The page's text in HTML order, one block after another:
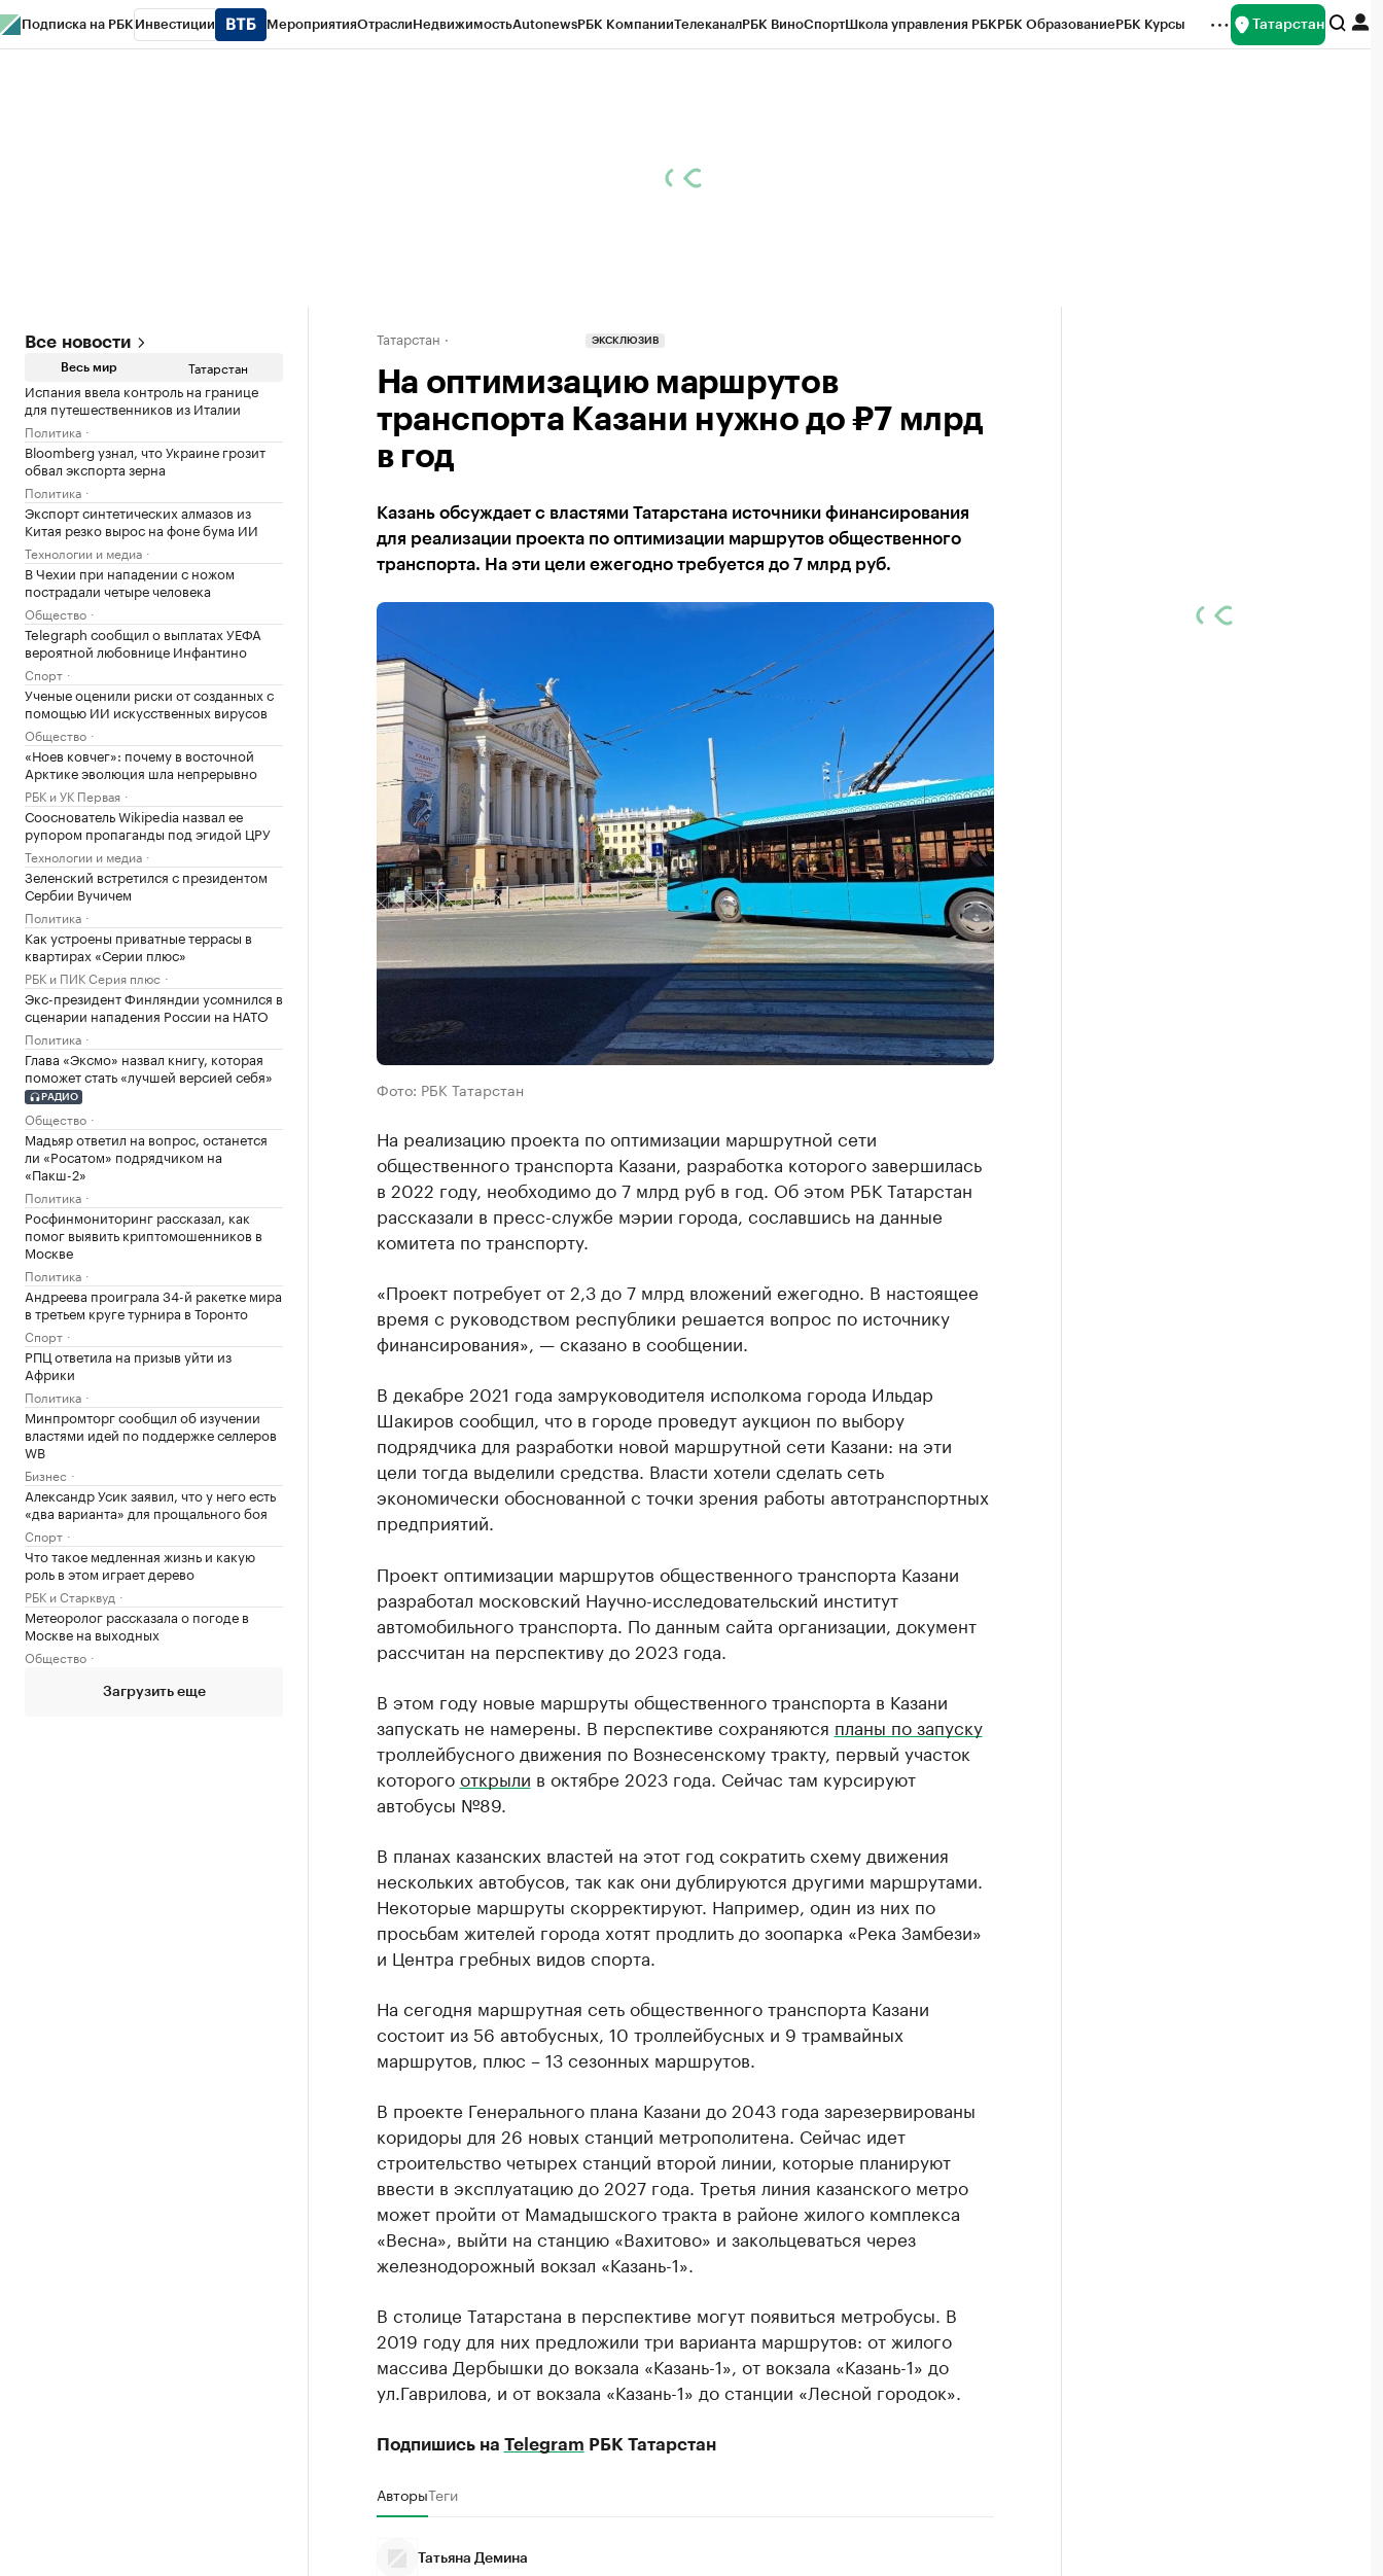
Подписка на РБК Инвестиции МероприятияОтраслиНедвижимостьAutonewsРБК КомпанииТелеканалРБК ВиноСпортШкола управления РБКРБК ОбразованиеРБК Курсы Татарстан
Все новости
Весь мир Татарстан
Испания ввела контроль на границе
для путешественников из Италии
Политика
Bloomberg узнал, что Украине грозит
обвал экспорта зерна
Политика
Экспорт синтетических алмазов из
Китая резко вырос на фоне бума ИИ
Технологии и медиа
В Чехии при нападении с ножом
пострадали четыре человека
Общество
Telegraph сообщил о выплатах УЕФА
вероятной любовнице Инфантино
Спорт
Ученые оценили риски от созданных с
помощью ИИ искусственных вирусов
Общество
«Ноев ковчег»: почему в восточной
Арктике эволюция шла непрерывно
РБК и УК Первая
Сооснователь Wikipedia назвал ее
рупором пропаганды под эгидой ЦРУ
Технологии и медиа
Зеленский встретился с президентом
Сербии Вучичем
Политика
Как устроены приватные террасы в
квартирах «Серии плюс»
РБК и ПИК Серия плюс
Экс-президент Финляндии усомнился в
сценарии нападения России на НАТО
Политика
Глава «Эксмо» назвал книгу, которая
поможет стать «лучшей версией себя»
РАДИО
Общество
Мадьяр ответил на вопрос, останется
ли «Росатом» подрядчиком на
«Пакш-2»
Политика
Росфинмониторинг рассказал, как
помог выявить криптомошенников в
Москве
Политика
Андреева проиграла 34-й ракетке мира
в третьем круге турнира в Торонто
Спорт
РПЦ ответила на призыв уйти из
Африки
Политика
Минпромторг сообщил об изучении
властями идей по поддержке селлеров
WB
Бизнес
Александр Усик заявил, что у него есть
«два варианта» для прощального боя
Спорт
Что такое медленная жизнь и какую
роль в этом играет дерево
РБК и Старквуд
Метеоролог рассказала о погоде в
Москве на выходных
Общество
Загрузить еще
Татарстан ЭКСКЛЮЗИВ
На оптимизацию маршрутов
транспорта Казани нужно до ₽7 млрд
в год
Казань обсуждает с властями Татарстана источники финансирования
для реализации проекта по оптимизации маршрутов общественного
транспорта. На эти цели ежегодно требуется до 7 млрд руб.
Фото: РБК Татарстан
На реализацию проекта по оптимизации маршрутной сети
общественного транспорта Казани, разработка которого завершилась
в 2022 году, необходимо до 7 млрд руб в год. Об этом РБК Татарстан
рассказали в пресс-службе мэрии города, сославшись на данные
комитета по транспорту.
«Проект потребует от 2,3 до 7 млрд вложений ежегодно. В настоящее
время с руководством республики решается вопрос по источнику
финансирования», — сказано в сообщении.
В декабре 2021 года замруководителя исполкома города Ильдар
Шакиров сообщил, что в городе проведут аукцион по выбору
подрядчика для разработки новой маршрутной сети Казани: на эти
цели тогда выделили средства. Власти хотели сделать сеть
экономически обоснованной с точки зрения работы автотранспортных
предприятий.
Проект оптимизации маршрутов общественного транспорта Казани
разработал московский Научно-исследовательский институт
автомобильного транспорта. По данным сайта организации, документ
рассчитан на перспективу до 2023 года.
В этом году новые маршруты общественного транспорта в Казани
запускать не намерены. В перспективе сохраняются планы по запуску
троллейбусного движения по Вознесенскому тракту, первый участок
которогооткрыли в октябре 2023 года. Сейчас там курсируют
автобусы №89.
В планах казанских властей на этот год сократить схему движения
нескольких автобусов, так как они дублируются другими маршрутами.
Некоторые маршруты скорректируют. Например, один из них по
просьбам жителей города хотят продлить до зоопарка «Река Замбези»
и Центра гребных видов спорта.
На сегодня маршрутная сеть общественного транспорта Казани
состоит из 56 автобусных, 10 троллейбусных и 9 трамвайных
маршрутов, плюс – 13 сезонных маршрутов.
В проекте Генерального плана Казани до 2043 года зарезервированы
коридоры для 26 новых станций метрополитена. Сейчас идет
строительство четырех станций второй линии, которые планируют
ввести в эксплуатацию до 2027 года. Третья линия казанского метро
может пройти от Мамадышского тракта в районе жилого комплекса
«Весна», выйти на станцию «Вахитово» и закольцеваться через
железнодорожный вокзал «Казань-1».
В столице Татарстана в перспективе могут появиться метробусы. В
2019 году для них предложили три варианта маршрутов: от жилого
массива Дербышки до вокзала «Казань-1», от вокзала «Казань-1» до
ул.Гаврилова, и от вокзала «Казань-1» до станции «Лесной городок».
Подпишись на Telegram РБК Татарстан
АвторыТеги
Татьяна Демина